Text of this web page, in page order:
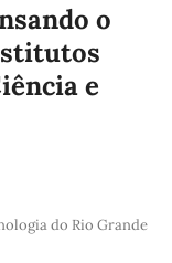
o
e
do Rio Grande